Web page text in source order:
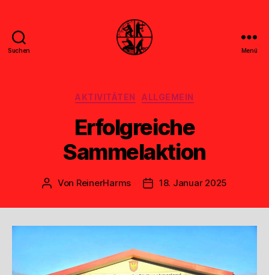
Suchen Menü
Kategorien
AKTIVITÄTEN ALLGEMEIN
Erfolgreiche
Sammelaktion
Beitragsautor
Von ReinerHarms Veröffentlichungsdatum
18. Januar 2025